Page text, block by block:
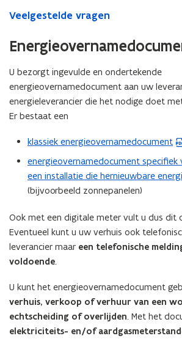
Veelgestelde vragen
U bezorgt ingevulde en ondertekende
energieovernamedocument aan uw
energieleverancier die het nodige doet
Er bestaat een
klassiek energieovernamedocument
(
P
D
F
e
s
t
a
d
o
p
e
energieovernamedocument specifiek
een installatie die hernieuwbare
(
P
D
b
e
s
t
n
d
o
p
(bijvoorbeeld zonnepanelen)
Ook met een digitale meter vult u dus dit
Eventueel kunt u uw verhuis ook
leverancier maar een telefonische
voldoende.
U kunt het energieovernamedocument
verhuis, verkoop of verhuur van een
echtscheiding of overlijden. Met het
elektriciteits- en/of